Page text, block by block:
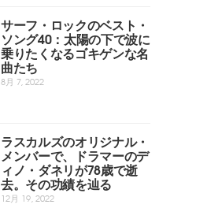
サーフ・ロックのベスト・
ソング40：太陽の下で波に
乗りたくなるゴキゲンな名
曲たち
8月 7, 2022
ラスカルズのオリジナル・
メンバーで、ドラマーのデ
ィノ・ダネリが78歳で逝
去。その功績を辿る
12月 19, 2022